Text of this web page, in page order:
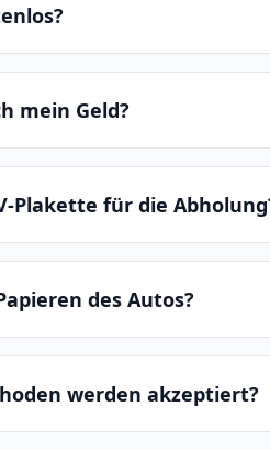
mein Geld?
Plakette für die
des Autos?
werden akzeptiert?